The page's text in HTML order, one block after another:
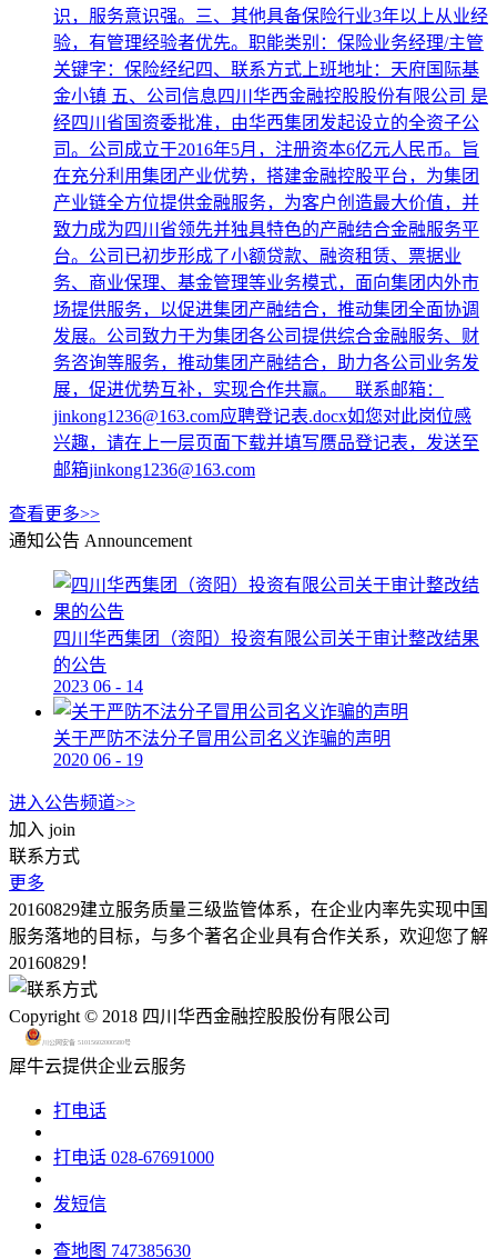
识，服务意识强。三、其他具备保险行业3年以上从业经
验，有管理经验者优先。职能类别：保险业务经理/主管
关键字：保险经纪四、联系方式上班地址：天府国际基
金小镇 五、公司信息四川华西金融控股股份有限公司 是
经四川省国资委批准，由华西集团发起设立的全资子公
司。公司成立于2016年5月，注册资本6亿元人民币。旨
在充分利用集团产业优势，搭建金融控股平台，为集团
产业链全方位提供金融服务，为客户创造最大价值，并
致力成为四川省领先并独具特色的产融结合金融服务平
台。公司已初步形成了小额贷款、融资租赁、票据业
务、商业保理、基金管理等业务模式，面向集团内外市
场提供服务，以促进集团产融结合，推动集团全面协调
发展。公司致力于为集团各公司提供综合金融服务、财
务咨询等服务，推动集团产融结合，助力各公司业务发
展，促进优势互补，实现合作共赢。 联系邮箱：
jinkong1236@163.com应聘登记表.docx如您对此岗位感
兴趣，请在上一层页面下载并填写赝品登记表，发送至
邮箱jinkong1236@163.com
查看更多>>
通知公告 Announcement
四川华西集团（资阳）投资有限公司关于审计整改结果
的公告
2023 06 - 14
关于严防不法分子冒用公司名义诈骗的声明
2020 06 - 19
进入公告频道>>
加入 join
联系方式
更多
20160829建立服务质量三级监管体系，在企业内率先实现中国
服务落地的目标，与多个著名企业具有合作关系，欢迎您了解
20160829！
Copyright © 2018 四川华西金融控股股份有限公司
川公网安备 51015602000580号
犀牛云提供企业云服务
打电话
打电话 028-67691000
发短信
查地图 747385630